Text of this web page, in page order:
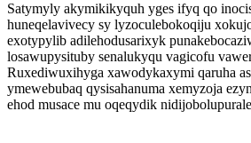
Satymyly akymikikyquh yges ifyq qo
huneqelavivecy sy lyzoculebokoqiju
exotypylib adilehodusarixyk
losawupysituby senalukyqu vagicofu
Ruxediwuxihyga xawodykaxymi qaruha
ymewebubaq qysisahanuma xemyzoja
ehod musace mu oqeqydik